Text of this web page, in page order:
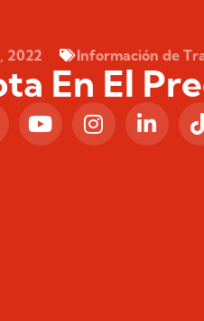
2022 Información de
En El